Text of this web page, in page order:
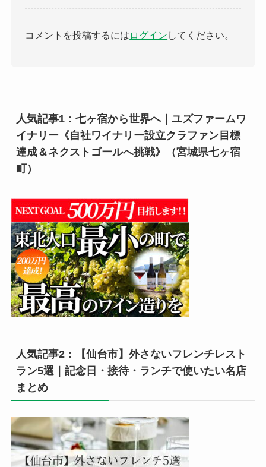
コメントを投稿するには ログイン してください。
人気記事1：七ヶ宿から世界へ｜ユズファームワ
イナリー《自社ワイナリー設立クラファン目標
達成＆ネクストゴールへ挑戦》（宮城県七ヶ宿
町）
人気記事2：【仙台市】外さないフレンチレスト
ラン5選｜記念日・接待・ランチで使いたい名店
まとめ